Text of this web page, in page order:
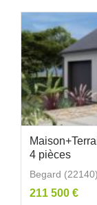
4 pièces
Begard (22140)
211 500 €